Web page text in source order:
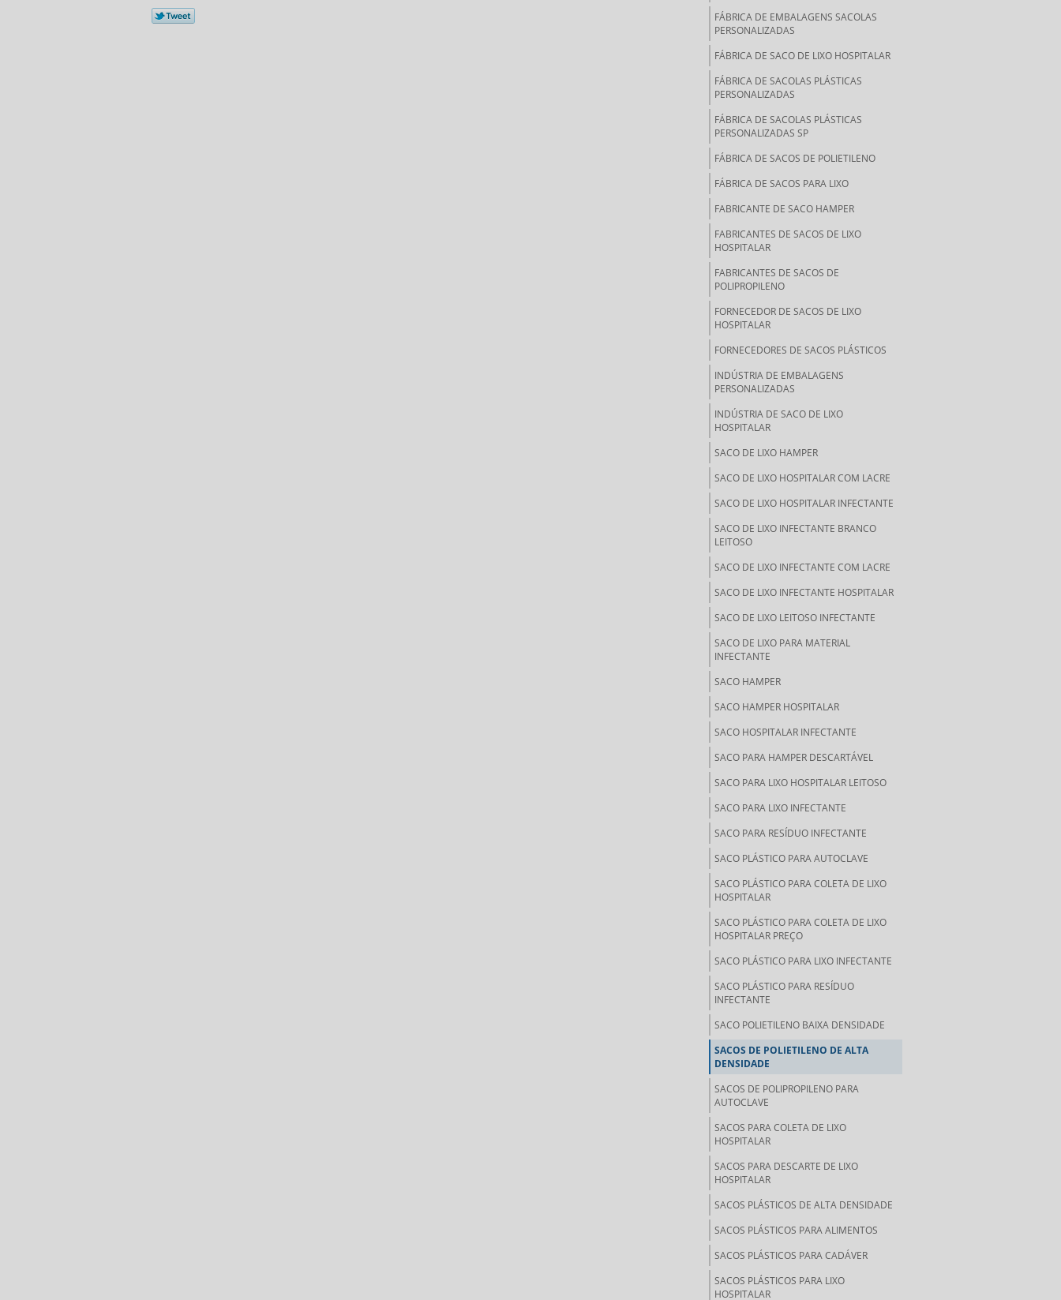
FÁBRICA DE EMBALAGENS SACOLAS
PERSONALIZADAS
FÁBRICA DE SACO DE LIXO HOSPITALAR
FÁBRICA DE SACOLAS PLÁSTICAS
PERSONALIZADAS
FÁBRICA DE SACOLAS PLÁSTICAS
PERSONALIZADAS SP
FÁBRICA DE SACOS DE POLIETILENO
FÁBRICA DE SACOS PARA LIXO
FABRICANTE DE SACO HAMPER
FABRICANTES DE SACOS DE LIXO
HOSPITALAR
FABRICANTES DE SACOS DE
POLIPROPILENO
FORNECEDOR DE SACOS DE LIXO
HOSPITALAR
FORNECEDORES DE SACOS PLÁSTICOS
INDÚSTRIA DE EMBALAGENS
PERSONALIZADAS
INDÚSTRIA DE SACO DE LIXO
HOSPITALAR
SACO DE LIXO HAMPER
SACO DE LIXO HOSPITALAR COM LACRE
SACO DE LIXO HOSPITALAR INFECTANTE
SACO DE LIXO INFECTANTE BRANCO
LEITOSO
SACO DE LIXO INFECTANTE COM LACRE
SACO DE LIXO INFECTANTE HOSPITALAR
SACO DE LIXO LEITOSO INFECTANTE
SACO DE LIXO PARA MATERIAL
INFECTANTE
SACO HAMPER
SACO HAMPER HOSPITALAR
SACO HOSPITALAR INFECTANTE
SACO PARA HAMPER DESCARTÁVEL
SACO PARA LIXO HOSPITALAR LEITOSO
SACO PARA LIXO INFECTANTE
SACO PARA RESÍDUO INFECTANTE
SACO PLÁSTICO PARA AUTOCLAVE
SACO PLÁSTICO PARA COLETA DE LIXO
HOSPITALAR
SACO PLÁSTICO PARA COLETA DE LIXO
HOSPITALAR PREÇO
SACO PLÁSTICO PARA LIXO INFECTANTE
SACO PLÁSTICO PARA RESÍDUO
INFECTANTE
SACO POLIETILENO BAIXA DENSIDADE
SACOS DE POLIETILENO DE ALTA
DENSIDADE
SACOS DE POLIPROPILENO PARA
AUTOCLAVE
SACOS PARA COLETA DE LIXO
HOSPITALAR
SACOS PARA DESCARTE DE LIXO
HOSPITALAR
SACOS PLÁSTICOS DE ALTA DENSIDADE
SACOS PLÁSTICOS PARA ALIMENTOS
SACOS PLÁSTICOS PARA CADÁVER
SACOS PLÁSTICOS PARA LIXO
HOSPITALAR